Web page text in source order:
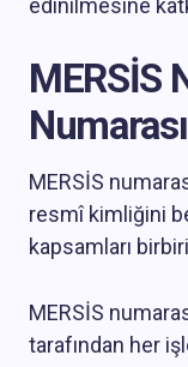
edinilmesine
MERSİS
MERSİS
resmî kimliğini
kapsamları
MERSİS
tarafından her